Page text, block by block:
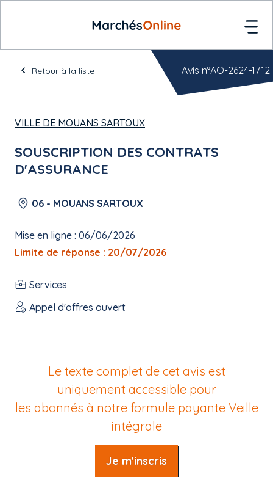
Retour à la liste
VILLE DE MOUANS SARTOUX
SOUSCRIPTION DES CONTRATS
D'ASSURANCE
06 - MOUANS SARTOUX
Mise en ligne : 06/06/2026
Limite de réponse : 20/07/2026
Services
Appel d'offres ouvert
Avis n°AO-2624-1712
Le texte complet de cet avis est
uniquement accessible pour
les abonnés à notre formule payante Veille
intégrale
Je m'inscris